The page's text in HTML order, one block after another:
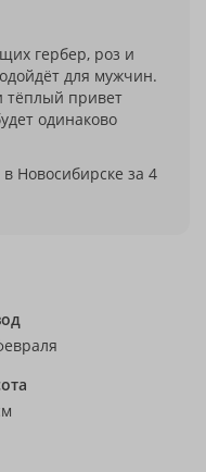
гербер, роз и
для мужчин.
тёплый привет
одинаково
в Новосибирске за 4